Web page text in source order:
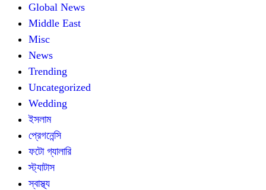
Global News
Middle East
Misc
News
Trending
Uncategorized
Wedding
ইসলাম
প্রেগনেন্সি
ফটো গ্যালারি
স্ট্যাটাস
স্বাস্থ্য